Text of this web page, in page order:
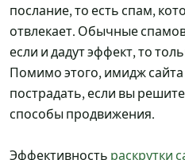
послание, то есть спам,
отвлекает. Обычные
если и дадут эффект, то
Помимо этого, имидж
пострадать, если вы
способы продвижения.
Эффективность раскрутки